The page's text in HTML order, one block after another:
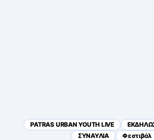
PATRAS URBAN YOUTH LIVE
ΣΥΝΑΥΛΙΑ
Φεστιβάλ